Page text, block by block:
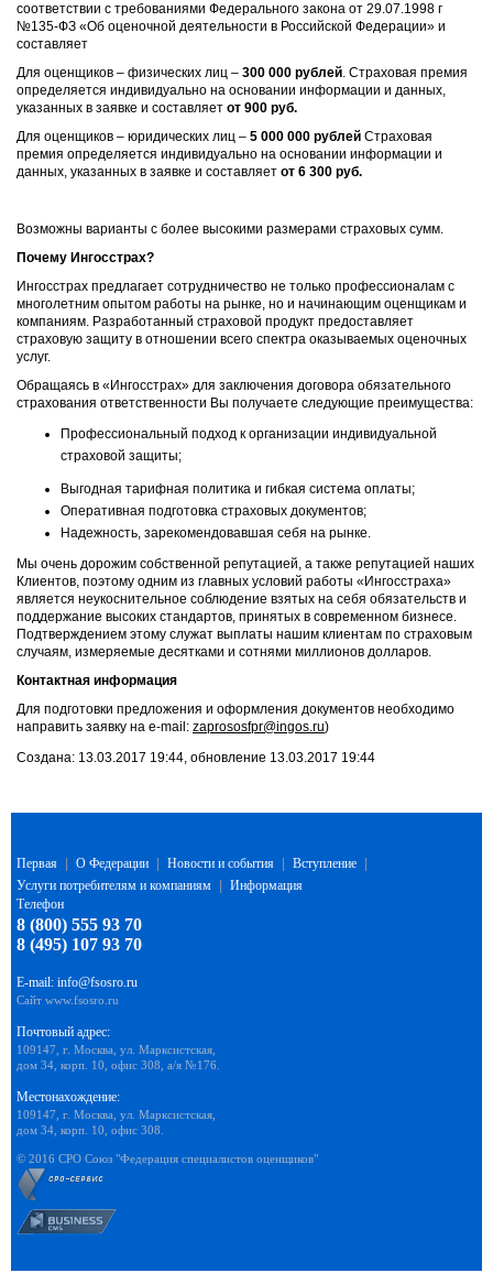
соответствии с требованиями Федерального закона от 29.07.1998 г
№135-ФЗ «Об оценочной деятельности в Российской Федерации» и
составляет
Для оценщиков – физических лиц – 300 000 рублей. Страховая премия
определяется индивидуально на основании информации и данных,
указанных в заявке и составляет от 900 руб.
Для оценщиков – юридических лиц – 5 000 000 рублей Страховая
премия определяется индивидуально на основании информации и
данных, указанных в заявке и составляет от 6 300 руб.
Возможны варианты с более высокими размерами страховых сумм.
Почему Ингосстрах?
Ингосстрах предлагает сотрудничество не только профессионалам с
многолетним опытом работы на рынке, но и начинающим оценщикам и
компаниям. Разработанный страховой продукт предоставляет
страховую защиту в отношении всего спектра оказываемых оценочных
услуг.
Обращаясь в «Ингосстрах» для заключения договора обязательного
страхования ответственности Вы получаете следующие преимущества:
Профессиональный подход к организации индивидуальной
страховой защиты;
Выгодная тарифная политика и гибкая система оплаты;
Оперативная подготовка страховых документов;
Надежность, зарекомендовавшая себя на рынке.
Мы очень дорожим собственной репутацией, а также репутацией наших
Клиентов, поэтому одним из главных условий работы «Ингосстраха»
является неукоснительное соблюдение взятых на себя обязательств и
поддержание высоких стандартов, принятых в современном бизнесе.
Подтверждением этому служат выплаты нашим клиентам по страховым
случаям, измеряемые десятками и сотнями миллионов долларов.
Контактная информация
Для подготовки предложения и оформления документов необходимо
направить заявку на e-mail: zaprososfpr@ingos.ru)
Создана: 13.03.2017 19:44, обновление 13.03.2017 19:44
Первая О Федерации Новости и события Вступление
Услуги потребителям и компаниям
Информация
Телефон
8 (800) 555 93 70
8 (495) 107 93 70
E-mail: info@fsosro.ru
Сайт www.fsosro.ru
Почтовый адрес:
109147, г. Москва, ул. Марксистская,
дом 34, корп. 10, офис 308, а/я №176.
Местонахождение:
109147, г. Москва, ул. Марксистская,
дом 34, корп. 10, офис 308.
© 2016 СРО Союз "Федерация специалистов оценщиков"